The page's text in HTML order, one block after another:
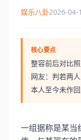
娱乐八卦2026-04-
核心要点
整容前后对比
网友：判若两人
本人至今未作
一组据称是某当